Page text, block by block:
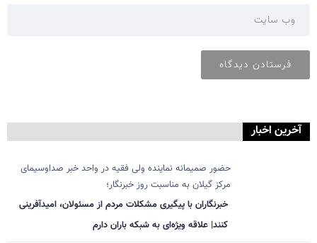
آخرین اخبار
حضور صمیمانه نماینده ولی فقیه در واحد خبر صداوسیمای
مرکز گیلان به مناسبت روز خبرنگار؛
خبرنگاران با پیگیری مشکلات مردم از مسئولان، امیدآفرینی
کنند| علاقه ویژه‌ای به شبکه باران دارم